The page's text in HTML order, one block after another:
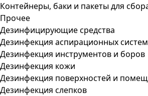
Контейнеры, баки и пакеты для
Прочее
Дезинфицирующие средства
Дезинфекция аспирационных систем
Дезинфекция инструментов и боров
Дезинфекция кожи
Дезинфекция поверхностей и
Дезинфекция слепков